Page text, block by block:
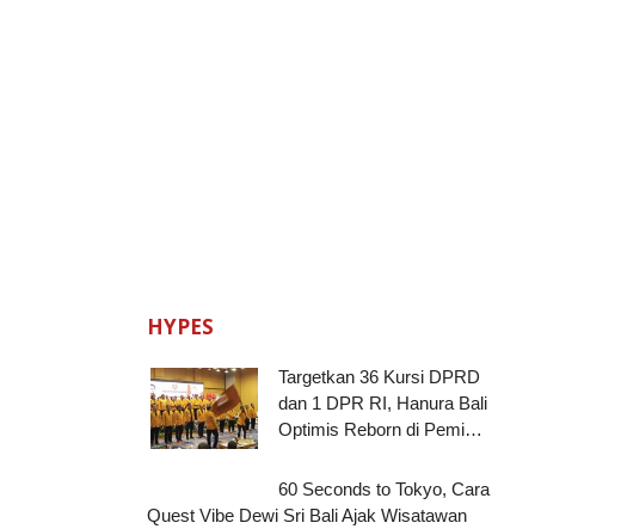
HYPES
Targetkan 36 Kursi DPRD
dan 1 DPR RI, Hanura Bali
Optimis Reborn di Pemi…
60 Seconds to Tokyo, Cara
Quest Vibe Dewi Sri Bali Ajak Wisatawan